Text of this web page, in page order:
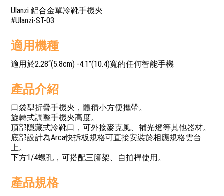
Ulanzi 鋁合金單冷靴手機夾
#Ulanzi-ST-03
適用機種
適用於2.28“(5.8cm) -4.1”(10.4)寬的任何智能手機
產品介紹
口袋型折疊手機夾，體積小方便攜帶。
旋轉式調整手機夾高度。
頂部隱藏式冷靴口，可外接麥克風、補光燈等其他器材。
底部設計為Arca快拆板規格可直接安裝於相應規格雲台
上。
下方1/4螺孔，可搭配三腳架、自拍桿使用。
產品規格